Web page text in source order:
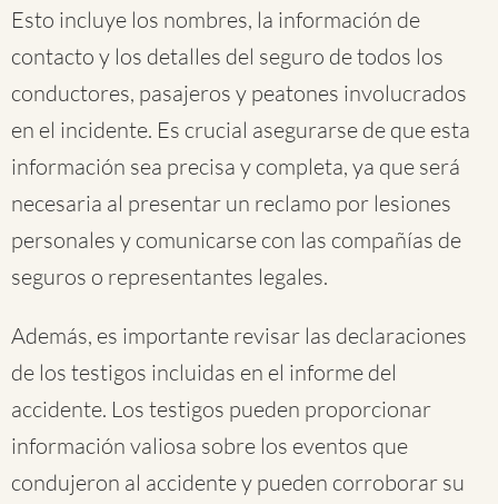
Esto incluye los nombres, la información de
contacto y los detalles del seguro de todos los
conductores, pasajeros y peatones involucrados
en el incidente. Es crucial asegurarse de que esta
información sea precisa y completa, ya que será
necesaria al presentar un reclamo por lesiones
personales y comunicarse con las compañías de
seguros o representantes legales.
Además, es importante revisar las declaraciones
de los testigos incluidas en el informe del
accidente. Los testigos pueden proporcionar
información valiosa sobre los eventos que
condujeron al accidente y pueden corroborar su